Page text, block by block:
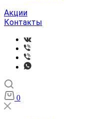
Акции
Контакты
0